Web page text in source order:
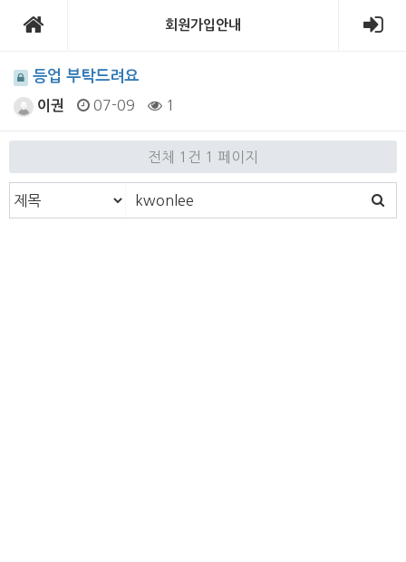
회원가입안내
등업 부탁드려요
이권 07-09 1
전체 1건 1 페이지